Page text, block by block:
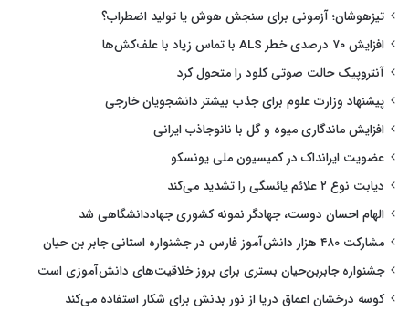
تیزهوشان؛ آزمونی برای سنجش هوش یا تولید اضطراب؟
افزایش ۷۰ درصدی خطر ALS با تماس زیاد با علف‌کش‌ها
آنتروپیک حالت صوتی کلود را متحول کرد
پیشنهاد وزارت علوم برای جذب بیشتر دانشجویان خارجی
افزایش ماندگاری میوه و گل با نانوجاذب ایرانی
عضویت ایرانداک در کمیسیون ملی یونسکو
دیابت نوع ۲ علائم یائسگی را تشدید می‌کند
الهام احسان دوست، جهادگر نمونه کشوری جهاددانشگاهی شد
مشارکت ۴۸۰ هزار دانش‌آموز فارس در جشنواره استانی جابر بن حیان
جشنواره جابربن‌حیان بستری برای بروز خلاقیت‌های دانش‌آموزی است
کوسه درخشان اعماق دریا از نور بدنش برای شکار استفاده می‌کند